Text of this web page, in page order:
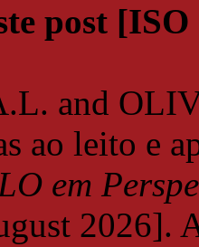
post
and
ao leito e
em
2026].